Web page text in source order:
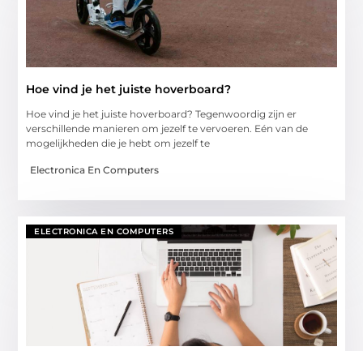
Hoe vind je het juiste hoverboard?
Hoe vind je het juiste hoverboard? Tegenwoordig zijn er
verschillende manieren om jezelf te vervoeren. Eén van de
mogelijkheden die je hebt om jezelf te
Electronica En Computers
ELECTRONICA EN COMPUTERS